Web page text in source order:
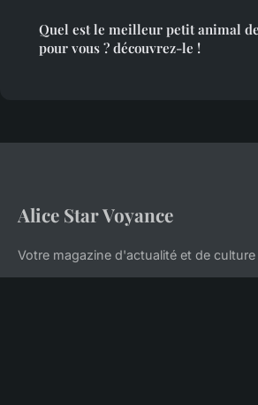
Quel est le meilleur petit animal
pour vous ? découvrez-le !
Alice Star Voyance
Votre magazine d'actualité et de